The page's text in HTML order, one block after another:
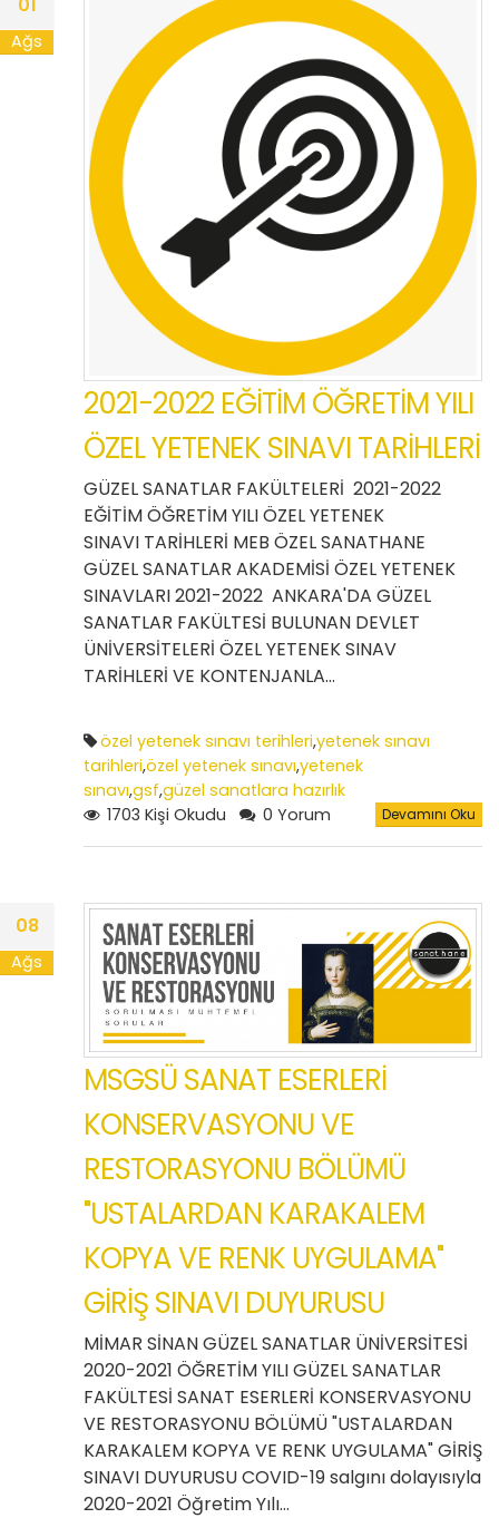
Ağs
2021-2022 EĞİTİM ÖĞRETİM YILI
ÖZEL YETENEK SINAVI TARİHLERİ
GÜZEL SANATLAR FAKÜLTELERİ 2021-2022
EĞİTİM ÖĞRETİM YILI ÖZEL YETENEK
SINAVI TARİHLERİ MEB ÖZEL SANATHANE
GÜZEL SANATLAR AKADEMİSİ ÖZEL YETENEK
SINAVLARI 2021-2022 ANKARA'DA GÜZEL
SANATLAR FAKÜLTESİ BULUNAN DEVLET
ÜNİVERSİTELERİ ÖZEL YETENEK SINAV
TARİHLERİ VE KONTENJANLA…
özel yetenek sınavı terihleri,yetenek sınavı
tarihleri,özel yetenek sınavı,yetenek
sınavı,gsf,güzel sanatlara hazırlık
1703 Kişi Okudu
0 Yorum Devamını Oku
08
Ağs
MSGSÜ SANAT ESERLERİ
KONSERVASYONU VE
RESTORASYONU BÖLÜMÜ
"USTALARDAN KARAKALEM
KOPYA VE RENK UYGULAMA"
GİRİŞ SINAVI DUYURUSU
MİMAR SİNAN GÜZEL SANATLAR ÜNİVERSİTESİ
2020-2021 ÖĞRETİM YILI GÜZEL SANATLAR
FAKÜLTESİ SANAT ESERLERİ KONSERVASYONU
VE RESTORASYONU BÖLÜMÜ "USTALARDAN
KARAKALEM KOPYA VE RENK UYGULAMA" GİRİŞ
SINAVI DUYURUSU COVID-19 salgını dolayısıyla
2020-2021 Öğretim Yılı…